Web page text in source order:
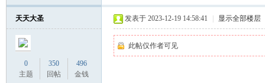
天天大圣
0
主题
350
回帖
496
金钱
发表于 2023-12-19 14:58:41 显示全部楼层
此帖仅作者可见